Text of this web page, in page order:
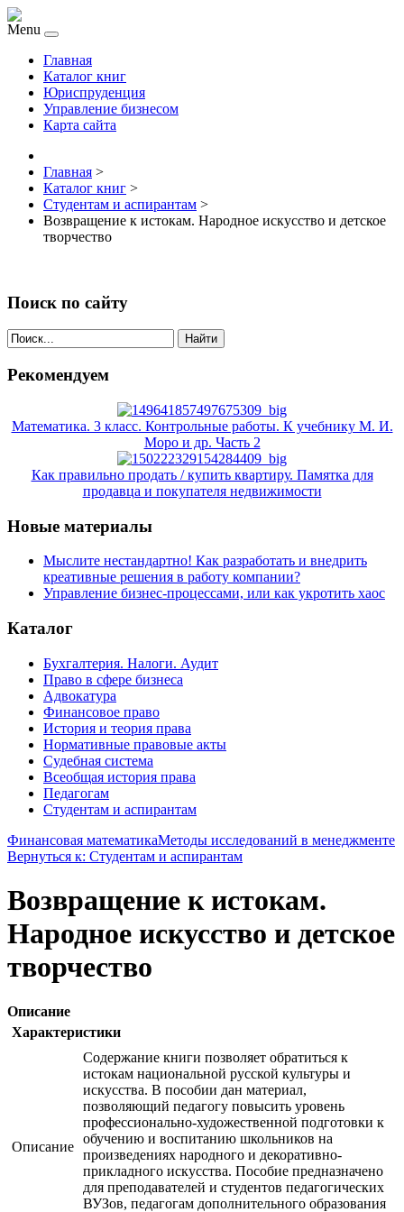
Menu
Главная
Каталог книг
Юриспруденция
Управление бизнесом
Карта сайта
Главная >
Каталог книг >
Студентам и аспирантам >
Возвращение к истокам. Народное искусство и детское
творчество
Поиск по сайту
Найти
Рекомендуем
Математика. 3 класс. Контрольные работы. К учебнику М. И.
Моро и др. Часть 2
Как правильно продать / купить квартиру. Памятка для
продавца и покупателя недвижимости
Новые материалы
Мыслите нестандартно! Как разработать и внедрить
креативные решения в работу компании?
Управление бизнес-процессами, или как укротить хаос
Каталог
Бухгалтерия. Налоги. Аудит
Право в сфере бизнеса
Адвокатура
Финансовое право
История и теория права
Нормативные правовые акты
Судебная система
Всеобщая история права
Педагогам
Студентам и аспирантам
Финансовая математикаМетоды исследований в менеджменте
Вернуться к: Студентам и аспирантам
Возвращение к истокам.
Народное искусство и детское
творчество
Описание
Характеристики
Описание
Содержание книги позволяет обратиться к
истокам национальной русской культуры и
искусства. В пособии дан материал,
позволяющий педагогу повысить уровень
профессионально-художественной подготовки к
обучению и воспитанию школьников на
произведениях народного и декоративно-
прикладного искусства. Пособие предназначено
для преподавателей и студентов педагогических
ВУЗов, педагогам дополнительного образования